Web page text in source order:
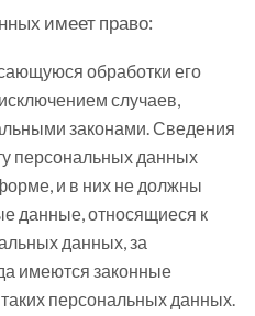
имеет право:
обработки его
случаев,
законами. Сведения
персональных данных
и в них не должны
данные, относящиеся к
данных, за
имеются законные
персональных данных.